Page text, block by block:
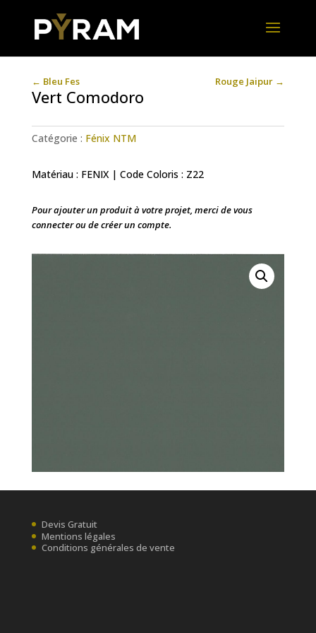
← Bleu Fes Rouge Jaipur →
Vert Comodoro
Catégorie : Fénix NTM
Matériau : FENIX | Code Coloris : Z22
Pour ajouter un produit à votre projet, merci de vous
connecter ou de créer un compte.
Devis Gratuit
Mentions légales
Conditions générales de vente